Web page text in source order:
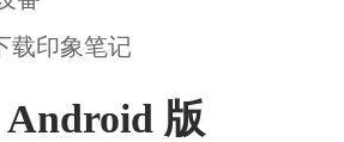
载印象笔记
版